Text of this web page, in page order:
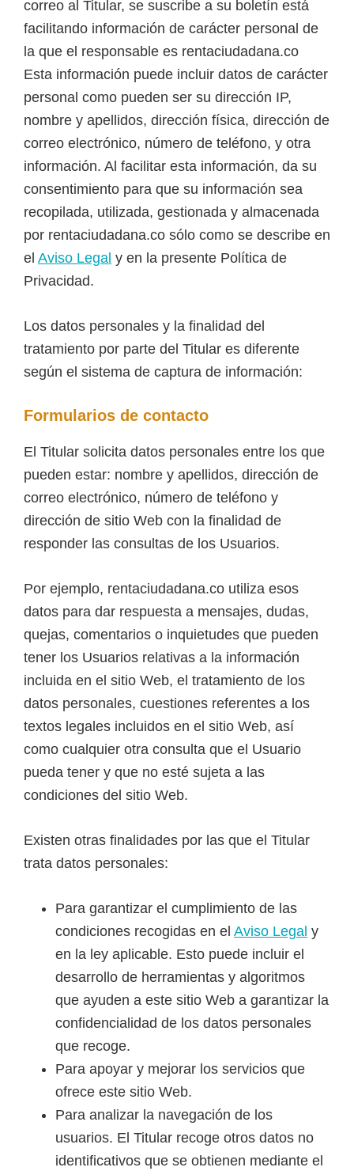
correo al Titular, se suscribe a su boletín está
facilitando información de carácter personal de
la que el responsable es rentaciudadana.co
Esta información puede incluir datos de carácter
personal como pueden ser su dirección IP,
nombre y apellidos, dirección física, dirección de
correo electrónico, número de teléfono, y otra
información. Al facilitar esta información, da su
consentimiento para que su información sea
recopilada, utilizada, gestionada y almacenada
por rentaciudadana.co sólo como se describe en
el Aviso Legal y en la presente Política de
Privacidad.
Los datos personales y la finalidad del
tratamiento por parte del Titular es diferente
según el sistema de captura de información:
Formularios de contacto
El Titular solicita datos personales entre los que
pueden estar: nombre y apellidos, dirección de
correo electrónico, número de teléfono y
dirección de sitio Web con la finalidad de
responder las consultas de los Usuarios.
Por ejemplo, rentaciudadana.co utiliza esos
datos para dar respuesta a mensajes, dudas,
quejas, comentarios o inquietudes que pueden
tener los Usuarios relativas a la información
incluida en el sitio Web, el tratamiento de los
datos personales, cuestiones referentes a los
textos legales incluidos en el sitio Web, así
como cualquier otra consulta que el Usuario
pueda tener y que no esté sujeta a las
condiciones del sitio Web.
Existen otras finalidades por las que el Titular
trata datos personales:
Para garantizar el cumplimiento de las
condiciones recogidas en el Aviso Legal y
en la ley aplicable. Esto puede incluir el
desarrollo de herramientas y algoritmos
que ayuden a este sitio Web a garantizar la
confidencialidad de los datos personales
que recoge.
Para apoyar y mejorar los servicios que
ofrece este sitio Web.
Para analizar la navegación de los
usuarios. El Titular recoge otros datos no
identificativos que se obtienen mediante el